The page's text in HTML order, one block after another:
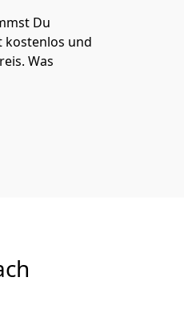
Du
kostenlos und
Was